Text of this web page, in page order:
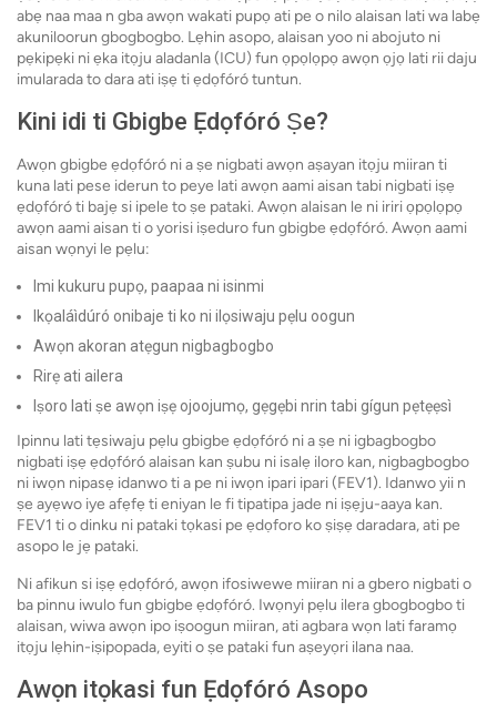
abẹ naa maa n gba awọn wakati pupọ ati pe o nilo alaisan lati wa labẹ
akuniloorun gbogbogbo. Lẹhin asopo, alaisan yoo ni abojuto ni
pẹkipẹki ni ẹka itọju aladanla (ICU) fun ọpọlọpọ awọn ọjọ lati rii daju
imularada to dara ati iṣẹ ti ẹdọfóró tuntun.
Kini idi ti Gbigbe Ẹdọfóró Ṣe?
Awọn gbigbe ẹdọfóró ni a ṣe nigbati awọn aṣayan itọju miiran ti
kuna lati pese iderun to peye lati awọn aami aisan tabi nigbati iṣẹ
ẹdọfóró ti bajẹ si ipele to ṣe pataki. Awọn alaisan le ni iriri ọpọlọpọ
awọn aami aisan ti o yorisi iṣeduro fun gbigbe ẹdọfóró. Awọn aami
aisan wọnyi le pẹlu:
Imi kukuru pupọ, paapaa ni isinmi
Ikọaláìdúró onibaje ti ko ni ilọsiwaju pẹlu oogun
Awọn akoran atẹgun nigbagbogbo
Rirẹ ati ailera
Iṣoro lati ṣe awọn iṣẹ ojoojumọ, gẹgẹbi nrin tabi gígun pẹtẹẹsì
Ipinnu lati tẹsiwaju pẹlu gbigbe ẹdọfóró ni a ṣe ni igbagbogbo
nigbati iṣẹ ẹdọfóró alaisan kan ṣubu ni isalẹ iloro kan, nigbagbogbo
ni iwọn nipasẹ idanwo ti a pe ni iwọn ipari ipari (FEV1). Idanwo yii n
ṣe ayẹwo iye afẹfẹ ti eniyan le fi tipatipa jade ni iṣẹju-aaya kan.
FEV1 ti o dinku ni pataki tọkasi pe ẹdọforo ko ṣiṣẹ daradara, ati pe
asopo le jẹ pataki.
Ni afikun si iṣẹ ẹdọfóró, awọn ifosiwewe miiran ni a gbero nigbati o
ba pinnu iwulo fun gbigbe ẹdọfóró. Iwọnyi pẹlu ilera gbogbogbo ti
alaisan, wiwa awọn ipo iṣoogun miiran, ati agbara wọn lati faramọ
itọju lẹhin-iṣipopada, eyiti o ṣe pataki fun aṣeyọri ilana naa.
Awọn itọkasi fun Ẹdọfóró Asopo